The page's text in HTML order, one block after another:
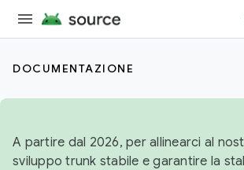
DOCUMENTAZIONE
A partire dal 2026, per allinearci al
sviluppo trunk stabile e garantire la